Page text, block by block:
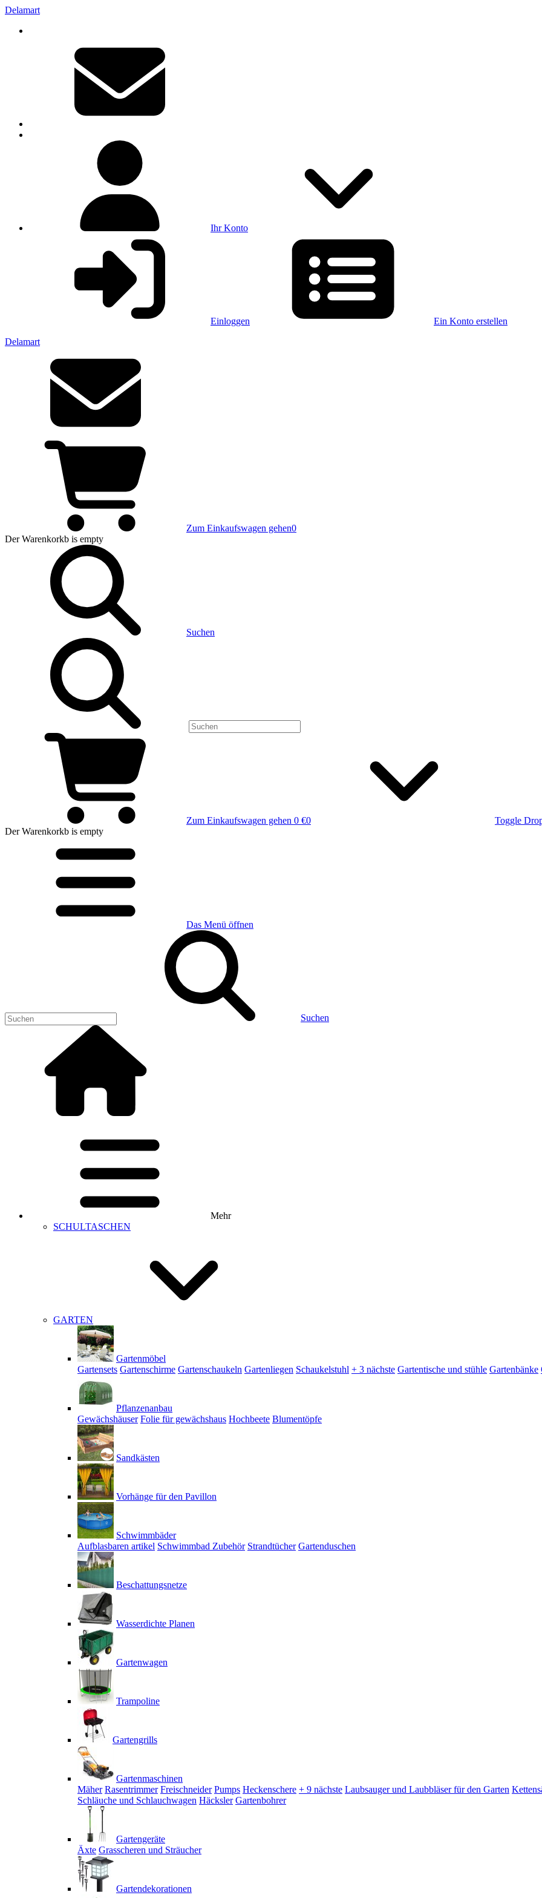
Delamart
Ihr Konto
Einloggen Ein Konto erstellen
Delamart
Zum Einkaufswagen gehen0
Der Warenkorkb is empty
Suchen
Zum Einkaufswagen gehen 0 €0
Toggle
Der Warenkorkb is empty
Das Menü öffnen
Suchen
Mehr
SCHULTASCHEN
GARTEN
Gartenmöbel
Gartensets Gartenschirme Gartenschaukeln Gartenliegen Schaukelstuhl + 3 nächste Gartentische und stühle Gartenbänke
Pflanzenanbau
Gewächshäuser Folie für gewächshaus Hochbeete Blumentöpfe
Sandkästen
Vorhänge für den Pavillon
Schwimmbäder
Aufblasbaren artikel Schwimmbad Zubehör Strandtücher Gartenduschen
Beschattungsnetze
Wasserdichte Planen
Gartenwagen
Trampoline
Gartengrills
Gartenmaschinen
Mäher Rasentrimmer Freischneider Pumps Heckenschere + 9 nächste Laubsauger und Laubbläser für den Garten
Schläuche und Schlauchwagen Häcksler Gartenbohrer
Gartengeräte
Äxte Grasscheren und Sträucher
Gartendekorationen